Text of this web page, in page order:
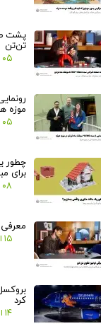
تن‌تن
۰۵ تیر ۰۵
موزه
۰۵ تیر ۰۵
چطور
برای
۰۸ خرداد ۰۵
۱۵ اردیبهشت ۰۵
کرد
۱۴ اردیبهشت ۰۵